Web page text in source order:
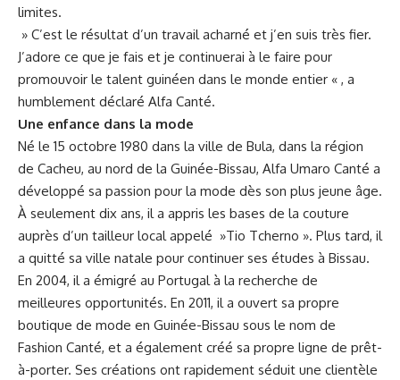
limites.
» ​C’est le​ résultat d’un travail acharné et‌ j’en ‍suis très fier.
J’adore ce que ​je fais et je continuerai à le⁢ faire pour
⁢promouvoir le talent guinéen dans le monde entier « ,‍ a
humblement ​déclaré Alfa Canté.
Une enfance dans ​la mode‌
Né le 15 octobre 1980 dans la ville de Bula, dans la ⁣région
de Cacheu,⁤ au ‍nord de la Guinée-Bissau, Alfa Umaro Canté a⁢
développé sa ⁢passion pour la mode‍ dès son plus jeune âge.⁣
À seulement dix ans, il ⁢a appris ⁢les bases de ⁣la couture​
auprès ‍d’un tailleur local appelé ‍ »Tio Tcherno ». Plus tard, il
a quitté sa ville ​natale pour continuer ses études à Bissau.
En 2004, il⁢ a‌ émigré⁤ au ⁢Portugal à la recherche de
meilleures opportunités. En 2011,⁣ il a⁣ ouvert ‌sa propre‍
boutique de ‌mode en Guinée-Bissau sous le nom de
Fashion Canté, et a⁤ également‍ créé sa propre ligne de ⁤prêt-
à-porter. Ses créations ont rapidement séduit ​une clientèle